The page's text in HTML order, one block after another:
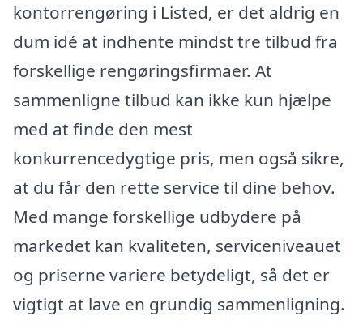
kontorrengøring i Listed, er det aldrig en
dum idé at indhente mindst tre tilbud fra
forskellige rengøringsfirmaer. At
sammenligne tilbud kan ikke kun hjælpe
med at finde den mest
konkurrencedygtige pris, men også sikre,
at du får den rette service til dine behov.
Med mange forskellige udbydere på
markedet kan kvaliteten, serviceniveauet
og priserne variere betydeligt, så det er
vigtigt at lave en grundig sammenligning.